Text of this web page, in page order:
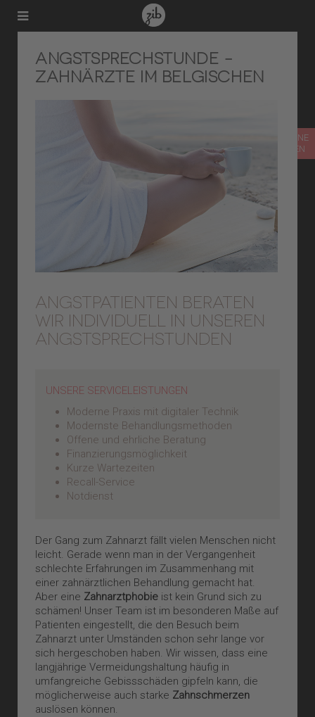
TERMIN ONLINE
VEREINBAREN
ANGSTSPRECHSTUNDE -
ZAHNÄRZTE IM BELGISCHEN
ANGSTPATIENTEN BERATEN
WIR INDIVIDUELL IN UNSEREN
ANGSTSPRECHSTUNDEN
UNSERE SERVICELEISTUNGEN
Moderne Praxis mit digitaler Technik
Modernste Behandlungsmethoden
Offene und ehrliche Beratung
Finanzierungsmöglichkeit
Kurze Wartezeiten
Recall-Service
Notdienst
Der Gang zum Zahnarzt fällt vielen Menschen nicht
leicht. Gerade wenn man in der Vergangenheit
schlechte Erfahrungen im Zusammenhang mit
einer zahnärztlichen Behandlung gemacht hat.
Aber eine Zahnarztphobie ist kein Grund sich zu
schämen! Unser Team ist im besonderen Maße auf
Patienten eingestellt, die den Besuch beim
Zahnarzt unter Umständen schon sehr lange vor
sich hergeschoben haben. Wir wissen, dass eine
langjährige Vermeidungshaltung häufig in
umfangreiche Gebissschäden gipfeln kann, die
möglicherweise auch starke Zahnschmerzen
auslösen können.